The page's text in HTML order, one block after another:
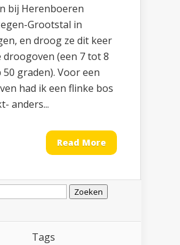
bij Herenboeren
Grootstal in
en droog ze dit keer
droogoven (een 7 tot 8
graden). Voor een
had ik een flinke bos
anders...
Read More
Tags